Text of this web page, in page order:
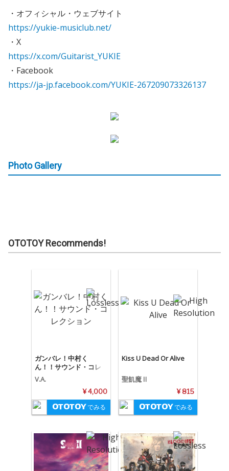
・オフィシャル・ウェブサイト
https://yukie-musiclub.net/
・X
https://x.com/Guitarist_YUKIE
・Facebook
https://ja-jp.facebook.com/YUKIE-267209073326137
Photo Gallery
OTOTOY Recommends!
ガンバレ！中村く
ん！！サウンド・コレ
クション
V.A.
¥ 4,000
でみる
Kiss U Dead Or Alive
聖飢魔Ⅱ
¥ 815
でみる